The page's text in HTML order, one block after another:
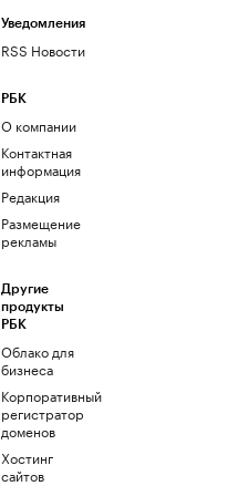
Уведомления
RSS Новости
РБК
О компании
Контактная
информация
Редакция
Размещение
рекламы
Другие
продукты
РБК
Облако для
бизнеса
Корпоративный
регистратор
доменов
Хостинг
сайтов